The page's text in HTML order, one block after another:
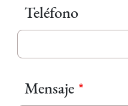
Teléfono
Mensaje